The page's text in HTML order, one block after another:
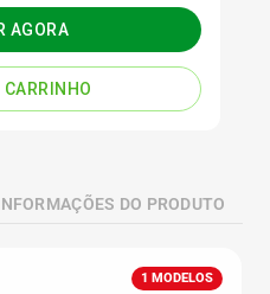
AGORA
DO PRODUTO
1 MODELOS